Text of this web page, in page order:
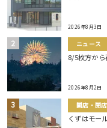
2026年8月3日
ニュース
8/5枚方から
2026年8月2日
開店・閉店
くずはモー